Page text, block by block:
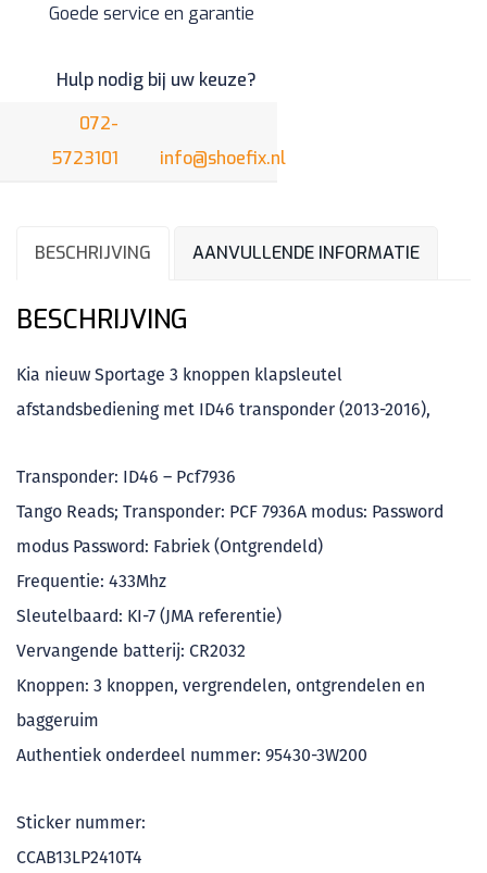
Goede service en garantie
Hulp nodig bij uw keuze?
072-
5723101
info@shoefix.nl
BESCHRIJVING AANVULLENDE INFORMATIE
BESCHRIJVING
Kia nieuw Sportage 3 knoppen klapsleutel
afstandsbediening met ID46 transponder (2013-2016),
Transponder: ID46 – Pcf7936
Tango Reads; Transponder: PCF 7936A modus: Password
modus Password: Fabriek (Ontgrendeld)
Frequentie: 433Mhz
Sleutelbaard: KI-7 (JMA referentie)
Vervangende batterij: CR2032
Knoppen: 3 knoppen, vergrendelen, ontgrendelen en
baggeruim
Authentiek onderdeel nummer: 95430-3W200
Sticker nummer:
CCAB13LP2410T4